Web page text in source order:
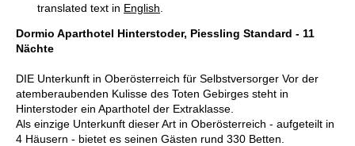
translated text in English
Dormio Aparthotel Hinterstoder, Piessling Standard - 11
Nächte
DIE Unterkunft in Oberösterreich für Selbstversorger Vor der
atemberaubenden Kulisse des Toten Gebirges steht in
Hinterstoder ein Aparthotel der Extraklasse.
Als einzige Unterkunft dieser Art in Oberösterreich - aufgeteilt in
4 Häusern - bietet es seinen Gästen rund 330 Betten.